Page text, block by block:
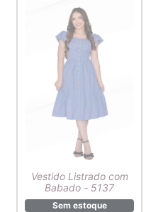
Vestido Listrado com
Babado - 5137
Sem estoque